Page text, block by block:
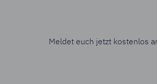
Meldet euch jetzt kostenlos